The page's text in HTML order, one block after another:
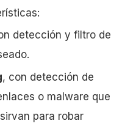
detección y filtro de
, con detección de
o malware que
para robar